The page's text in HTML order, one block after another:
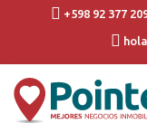
+598 92 377